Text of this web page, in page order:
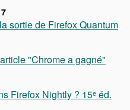
sortie de Firefox Quantum
"Chrome a gagné"
Firefox Nightly ? 15ᵉ éd.